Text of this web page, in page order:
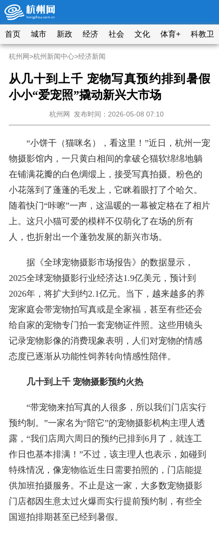
首页 城市 新政 经济 社会 文化 体育+ 科教卫
杭州网>杭州新闻中心>经济新闻
从几十到上千 宠物写真预约排到暑假
小小“爱宠照”撬动新兴大市场
杭州网 发布时间：2026-05-08 07:10
“小饼干（猫咪名），看这里！”近日，杭州一宠
物摄影馆内，一只黄白相间的拿破仑猫软绵绵地躺
在铺满花瓣的白色绸缎上，接受写真拍摄。粉色的
小花落到了蓬蓬的毛发上，它眯着眼打了个哈欠。
随着快门“咔嚓”一声，这温暖的一幕被定格在了相片
上。这只小猫可爱的模样不仅萌化了在场的所有
人，也折射出一个蓬勃发展的新兴市场。
据《全球宠物摄影市场报告》的数据显示，
2025全球宠物摄影行业经济达1.9亿美元，预计到
2026年，将扩大到约2.1亿元。当下，越来越多的养
宠家庭会带宠物拍写真或是全家福，甚至有些还会
给自家的宠物专门拍一套宠物证件照。这些用镜头
记录宠物影像的消费现象表明，人们对宠物的情感
态度已逐渐从功能性饲养转向情感性陪伴。
几十到上千 宠物摄影预约火热
“带宠物来拍写真的人很多，所以我们门店实行
预约制。”一家名为“陪它”的宠物摄影机构主理人透
露，“我们店周六周日的预约已排到6月了，就连工
作日也基本排满！”不过，该主理人也表示，如碰到
特殊情况，像宠物临近生日需要拍照的，门店能提
供加班拍摄服务。不止是这一家，大多数宠物摄影
门店都因生意太过火爆而实行提前预约制，有些全
国巡拍排期甚至已经到暑假。